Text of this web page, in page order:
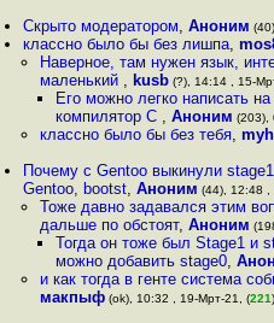
Скрыто модератором,Аноним
классно было бы без лишпа,
Наверное, там нужен язык,
маленький , kusb(?), 14:14 , 15-
Его можно легко написать
компилятор C , Аноним (203),
классно было бы без тебя,
Почему с Gentoo выкинули
Gentoo, bootst,Аноним (44), 12:48 ,
Тоже давно задавался этим
дальше по обстоят, Аноним
Тогда он тоже был Stage1 и
можно добавить stage0,
и как тогда в генте система
макпыф(ok), 10:32 , 19-Мрт-21, (221)